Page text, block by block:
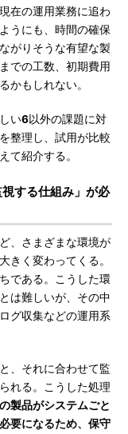
在の運用業務に追わ
うにも、時間の確保
がりそうな有望な製
での工数、初期費用
かもしれない。
い6以外の課題に対
整理し、試用が比較
て紹介する。
する仕組み」が必
、さまざまな環境が
きく変わってくる。
である。こうした環
は難しいが、その中
グ収集などの運用系
、それに合わせて監
れる。こうした処理
製品がシステムごと
要になるため、保守